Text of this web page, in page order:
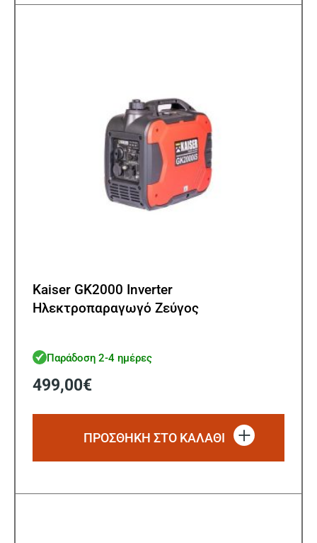
Kaiser GK2000 Inverter
Ηλεκτροπαραγωγό Ζεύγος
Παράδοση 2-4 ημέρες
499,00€
ΠΡΟΣΘΗΚΗ ΣΤΟ ΚΑΛΑΘΙ